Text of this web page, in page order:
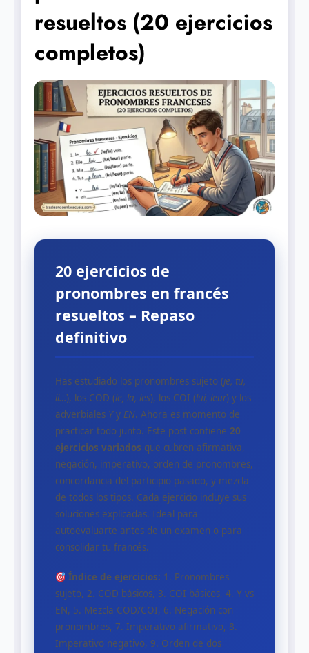
resueltos (20 ejercicios
completos)
20 ejercicios de
pronombres en francés
resueltos – Repaso
definitivo
Has estudiado los pronombres sujeto (je, tu,
il…), los COD (le, la, les), los COI (lui, leur) y los
adverbiales Yy EN. Ahora es momento de
practicar todo junto. Este post contiene 20
ejercicios variados que cubren afirmativa,
negación, imperativo, orden de pronombres,
concordancia del participio pasado, y mezcla
de todos los tipos. Cada ejercicio incluye sus
soluciones explicadas. Ideal para
autoevaluarte antes de un examen o para
consolidar tu francés.
Índice de ejercicios: 1. Pronombres
sujeto, 2. COD básicos, 3. COI básicos, 4. Y vs
EN, 5. Mezcla COD/COI, 6. Negación con
pronombres, 7. Imperativo afirmativo, 8.
Imperativo negativo, 9. Orden de dos